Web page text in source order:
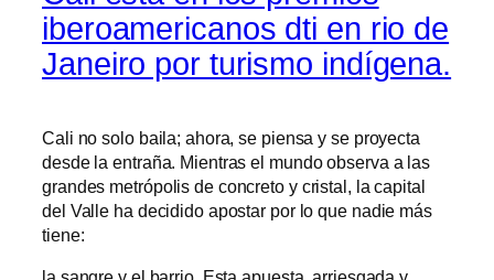
iberoamericanos dti en rio de
Janeiro por turismo indígena.
Cali no solo baila; ahora, se piensa y se proyecta
desde la entraña. Mientras el mundo observa a las
grandes metrópolis de concreto y cristal, la capital
del Valle ha decidido apostar por lo que nadie más
tiene: